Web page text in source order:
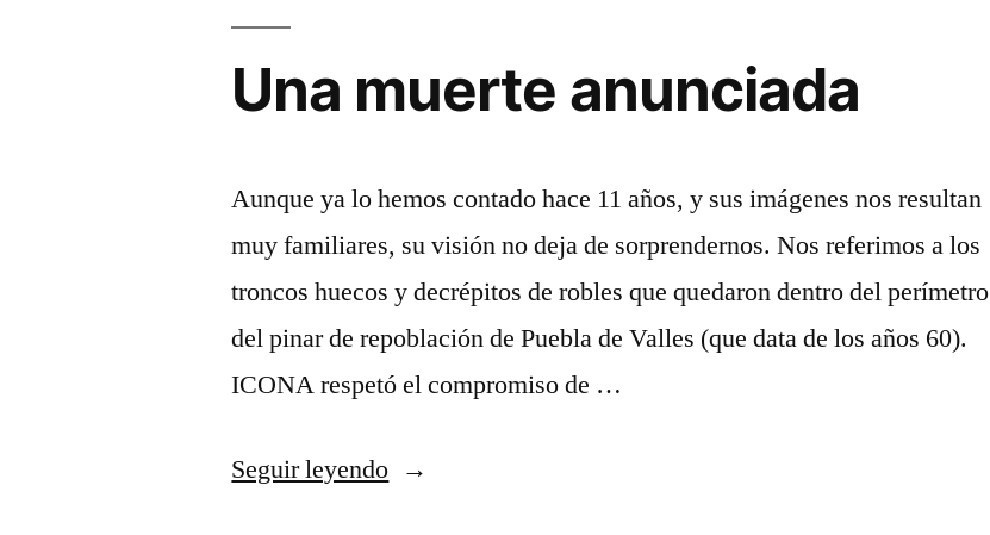
Fuente
Una muerte anunciada
Aunque ya lo hemos contado hace 11 años, y sus imágenes nos resultan
muy familiares, su visión no deja de sorprendernos. Nos referimos a los
troncos huecos y decrépitos de robles que quedaron dentro del perímetro
del pinar de repoblación de Puebla de Valles (que data de los años 60).
ICONA respetó el compromiso de …
Seguir leyendo«Una